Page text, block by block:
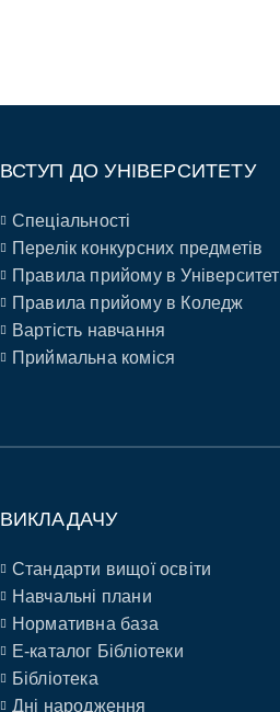
ВСТУП ДО УНІВЕРСИТЕТУ
Спеціальності
Перелік конкурсних предметів
Правила прийому в Університет
Правила прийому в Коледж
Вартість навчання
Приймальна коміся
ВИКЛАДАЧУ
Стандарти вищої освіти
Навчальні плани
Нормативна база
E-каталог Бібліотеки
Бібліотека
Дні народження